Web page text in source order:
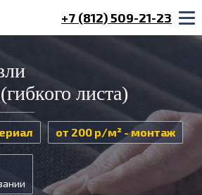
+7 (812) 509-21-23
листа)
от 200 р/м² - монтаж